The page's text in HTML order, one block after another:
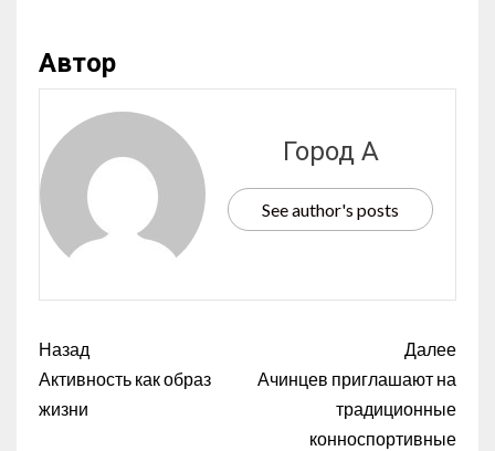
Автор
Город А
See author's posts
Назад
Активность как образ
жизни
Далее
Ачинцев приглашают на
традиционные
конноспортивные